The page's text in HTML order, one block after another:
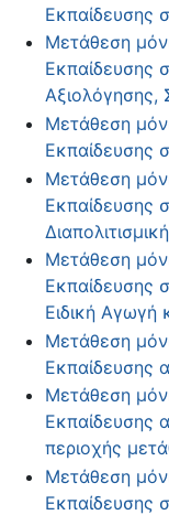
Εκπαίδευσης
Μετάθεση
Εκπαίδευσης
Αξιολόγησης,
Μετάθεση
Εκπαίδευσης
Μετάθεση
Εκπαίδευσης
Μετάθεση
Εκπαίδευσης
Ειδική Αγωγή
Μετάθεση
Εκπαίδευσης
Μετάθεση
Εκπαίδευσης
περιοχής
Μετάθεση
Εκπαίδευσης